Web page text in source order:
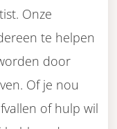
Onze
te helpen
door
Of je nou
of hulp wil